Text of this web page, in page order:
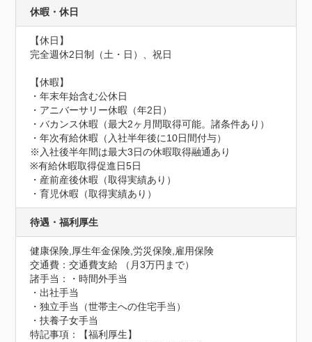
休暇・休日
【休日】
完全週休2日制（土・日）、祝日
【休暇】
・年末年始含む公休日
・アニバーサリー休暇（年2日）
・バカンス休暇（最大2ヶ月間取得可能。諸条件あり）
・年次有給休暇（入社半年後に10日間付与）
※入社後半年間は最大3日の休暇取得融通あり
※有給休暇取得促進日5日
・産前産後休暇（取得実績あり）
・育児休暇（取得実績あり）
待遇・福利厚生
健康保険,厚生年金保険,労災保険,雇用保険
交通費：交通費支給 （月3万円まで）
諸手当：・時間外手当
・出社手当
・独立手当（世帯主への住宅手当）
・扶養子女手当
特記事項：【福利厚生】